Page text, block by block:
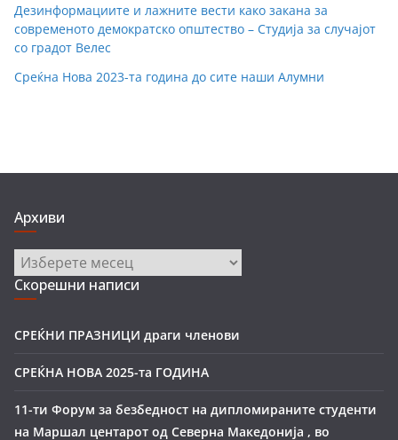
Дезинформациите и лажните вести како закана за
современото демократско општество – Студиja за случајот
со градот Велес
Среќна Нова 2023-та година до сите наши Алумни
Архиви
Архиви
Скорешни написи
СРЕЌНИ ПРАЗНИЦИ драги членови
СРЕЌНА НОВА 2025-та ГОДИНА
11-ти Форум за безбедност на дипломираните студенти
на Маршал центарот од Северна Македонија , во